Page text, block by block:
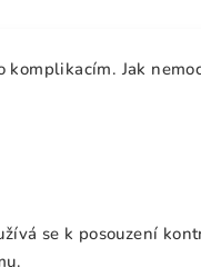
Jak
se k posouzení